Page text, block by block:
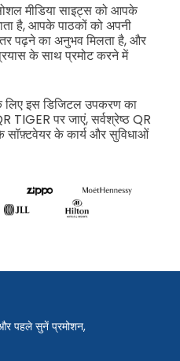
मीडिया साइट्स को आपके
है, आपके पाठकों को अपनी
पढ़ने का अनुभव मिलता है, और
के साथ प्रमोट करने में
इस डिजिटल उपकरण का
TIGER पर जाएं, सर्वश्रेष्ठ QR
के कार्य और सुविधाओं
पहले सुनें प्रमोशन,